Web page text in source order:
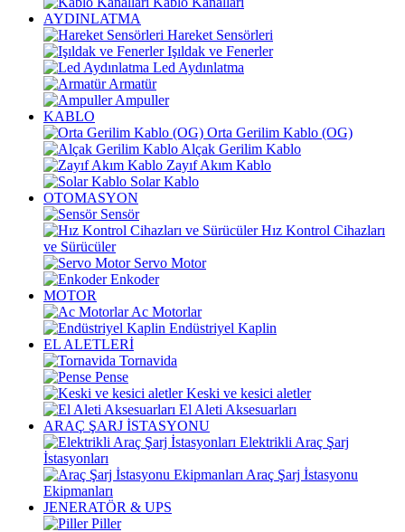
AYDINLATMA
Hareket Sensörleri
Işıldak ve Fenerler
Led Aydınlatma
Armatür
Ampuller
KABLO
Orta Gerilim Kablo (OG)
Alçak Gerilim Kablo
Zayıf Akım Kablo
Solar Kablo
OTOMASYON
Sensör
Hız Kontrol Cihazları
ve Sürücüler
Servo Motor
Enkoder
MOTOR
Ac Motorlar
Endüstriyel Kaplin
EL ALETLERİ
Tornavida
Pense
Keski ve kesici aletler
El Aleti Aksesuarları
ARAÇ ŞARJ İSTASYONU
Elektrikli Araç Şarj
İstasyonları
Araç Şarj İstasyonu
Ekipmanları
JENERATÖR & UPS
Piller